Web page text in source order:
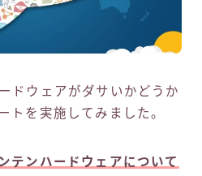
ドウェアがダサいかどうか
トを実施してみました。
テンハードウェアについて